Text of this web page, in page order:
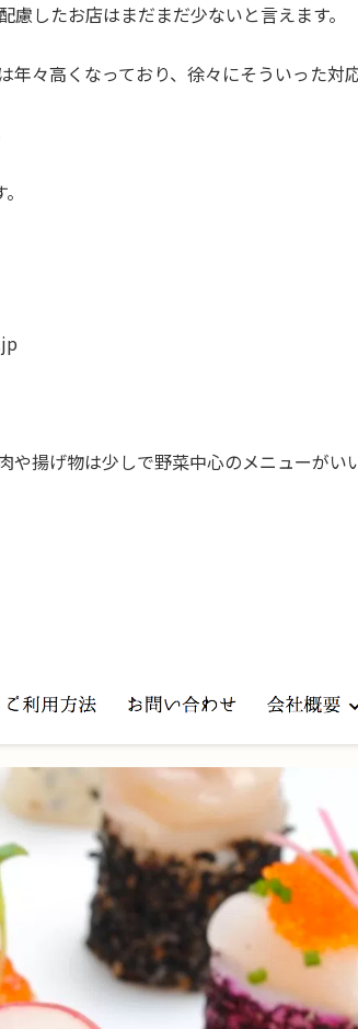
したお店はまだまだ少ないと言えます。
々高くなっており、徐々にそういった対
揚げ物は少しで野菜中心のメニューがい